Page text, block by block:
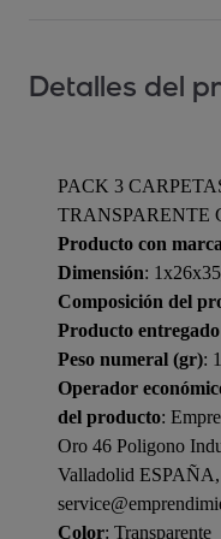
Detalles del
PACK 3
TRANSPARENTE
Producto con
Dimensión:
Composición del
Producto
Peso numeral (gr):
Operador
del producto:
Oro 46 Poligono
Valladolid ESPAÑA,
Color: Transparente